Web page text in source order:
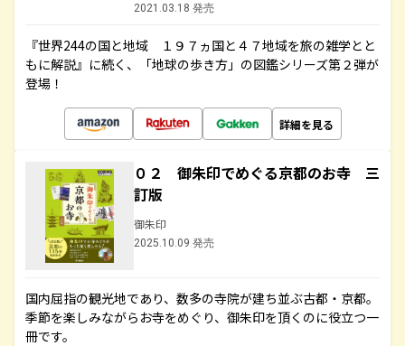
2021.03.18 発売
『世界244の国と地域 １９７ヵ国と４７地域を旅の雑学とと
もに解説』に続く、「地球の歩き方」の図鑑シリーズ第２弾が
登場！
詳細を見る
０２ 御朱印でめぐる京都のお寺 三
訂版
御朱印
2025.10.09 発売
国内屈指の観光地であり、数多の寺院が建ち並ぶ古都・京都。
季節を楽しみながらお寺をめぐり、御朱印を頂くのに役立つ一
冊です。